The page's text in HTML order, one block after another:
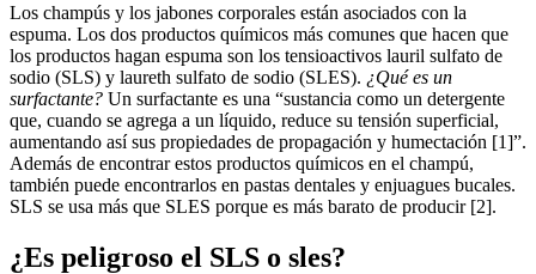
Los champús y los jabones corporales están asociados con la
espuma. Los dos productos químicos más comunes que hacen que
los productos hagan espuma son los tensioactivos lauril sulfato de
sodio (SLS) y laureth sulfato de sodio (SLES). ¿Qué es un
surfactante? Un surfactante es una “sustancia como un detergente
que, cuando se agrega a un líquido, reduce su tensión superficial,
aumentando así sus propiedades de propagación y humectación [1]”.
Además de encontrar estos productos químicos en el champú,
también puede encontrarlos en pastas dentales y enjuagues bucales.
SLS se usa más que SLES porque es más barato de producir [2].
¿Es peligroso el SLS o sles?